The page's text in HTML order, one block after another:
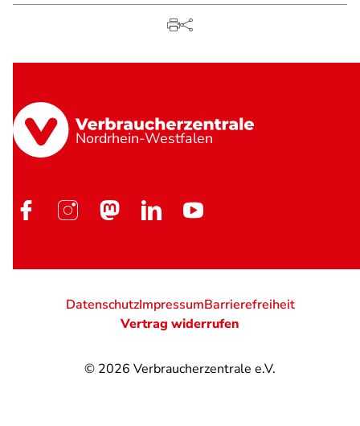
Nordrhein-Westfalen
© 2026Verbraucherzentrale e.V.
DatenschutzImpressumBarrierefreiheit
Vertrag widerrufen